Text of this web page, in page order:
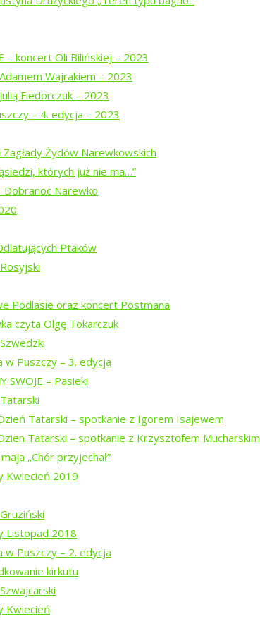
– koncert Oli Bilińskiej – 2023
Wajrakiem – 2023
Fiedorczuk – 2023
– 4. edycja – 2023
Zagłady Żydów Narewkowskich
których już nie ma…”
Dobranoc Narewko
Ptaków
Podlasie oraz koncert Postmana
czyta Olgę Tokarczuk
w Puszczy – 3. edycja
SWOJE – Pasieki
Tatarski – spotkanie z Igorem Isajewem
Tatarski – spotkanie z Krzysztofem Mucharskim
„Chór przyjechał”
Kwiecień 2019
Listopad 2018
w Puszczy – 2. edycja
kirkutu
Kwiecień
spektaklu
i spacer z Teatrem Chodzonym
twórczej z pamięcią
Czołpińskiej
uchodźstwo
„Glif”
z Anetą Prymaką
typu bagno.”
– 2023
2023
ma…”
Postmana